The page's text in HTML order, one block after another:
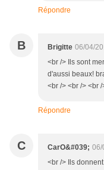
Répondre
B Brigitte 06/04/
<br /> Ils sont
d'aussi beaux!
<br /> <br /> <br /
Répondre
C CarO&#039; 06/
<br /> Ils